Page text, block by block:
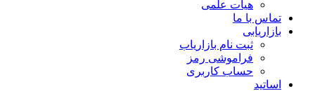
هیأت علمی
تماس با ما
بازاریابی
ثبت نام بازاریاب
فراموشی رمز
حساب کاربری
اساتید